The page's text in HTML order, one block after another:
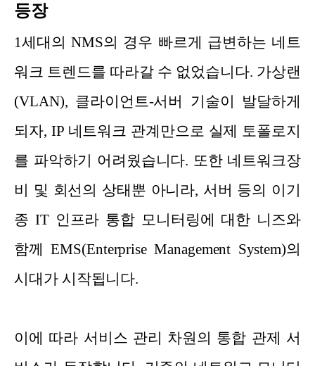
등장
1세대의 NMS의 경우 빠르게 급변하는 네트
워크 트렌드를 따라갈 수 없었습니다. 가상랜
(VLAN), 클라이언트-서버 기술이 발달하게
되자, IP 네트워크 관계만으로 실제 토폴로지
를 파악하기 어려웠습니다. 또한 네트워크장
비 및 회선의 상태뿐 아니라, 서버 등의 이기
종 IT 인프라 통합 모니터링에 대한 니즈와
함께 EMS(Enterprise Management System)의
시대가 시작됩니다.
이에 따라 서비스 관리 차원의 통합 관제 서